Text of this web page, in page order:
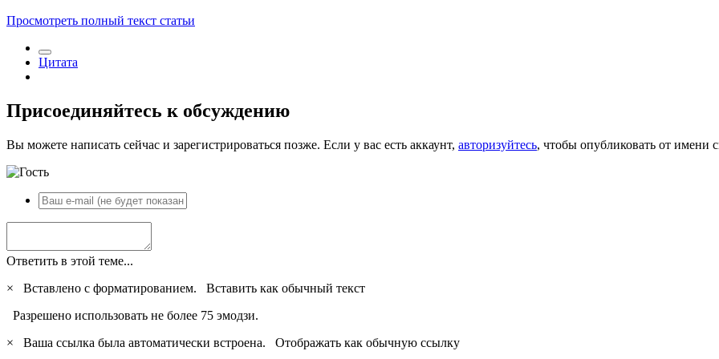
Просмотреть полный текст статьи
Цитата
Присоединяйтесь к обсуждению
Вы можете написать сейчас и зарегистрироваться позже. Если у вас есть аккаунт, авторизуйтесь, чтобы опубликовать от имени
Ответить в этой теме...
×
Вставлено с форматированием. Вставить как обычный текст
Разрешено использовать не более 75 эмодзи.
×
Ваша ссылка была автоматически встроена. Отображать как обычную ссылку